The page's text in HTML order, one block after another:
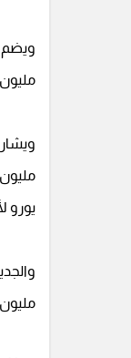
مليون يورو"، لاوتارو
يورو
مليون